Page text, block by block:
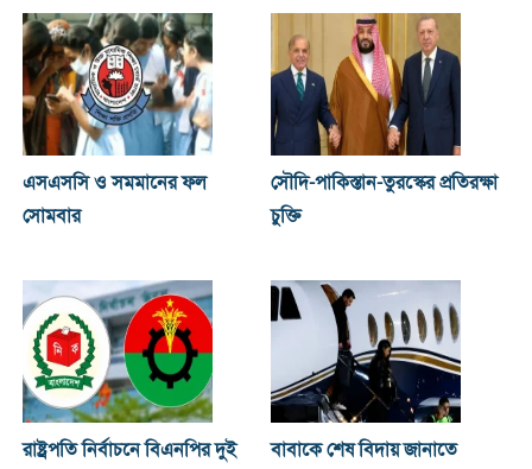
এসএসসি ও সমমানের ফল
সোমবার
সৌদি-পাকিস্তান-তুরস্কের প্রতিরক্ষা
চুক্তি
রাষ্ট্রপতি নির্বাচনে বিএনপির দুই
বাবাকে শেষ বিদায় জানাতে